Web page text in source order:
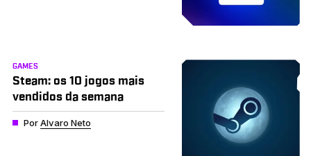
GAMES
Steam: os 10 jogos mais
vendidos da semana
PorAlvaro Neto